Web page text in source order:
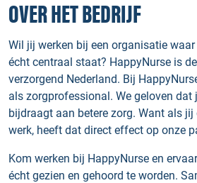
OVER HET BEDRIJF
Wil jij werken bij een organisatie
écht centraal staat? HappyNurse is
verzorgend Nederland. Bij
als zorgprofessional. We geloven dat
bijdraagt aan betere zorg. Want als
werk, heeft dat direct effect op onze
Kom werken bij HappyNurse en
écht gezien en gehoord te worden.